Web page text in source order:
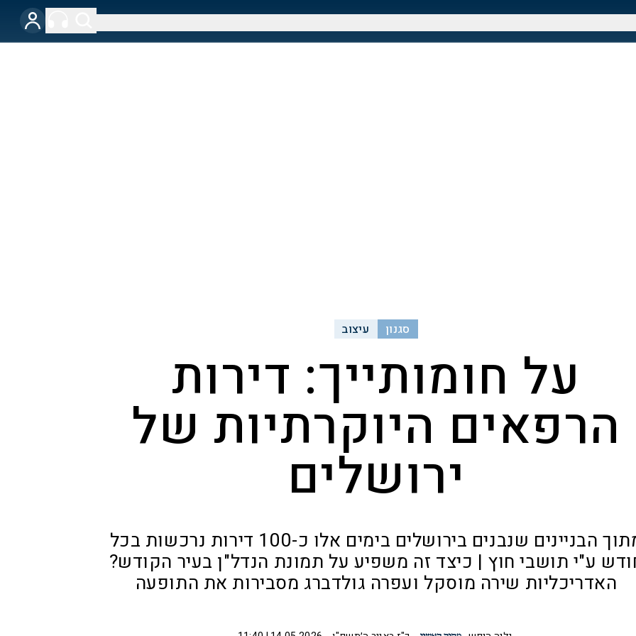
סגנון עיצוב
על חומותייך: דירות
הרפאים היוקרתיות של
ירושלים
מתוך הבניינים שנבנים בירושלים בימים אלו כ-100 דירות נרכשות בכל
ע"י תושבי חוץ | כיצד זה משפיע על תמונת הנדל"ן בעיר הקודש?
האדריכליות שירה מוסקל ועפרה גולדברג מסבירות את התופעה